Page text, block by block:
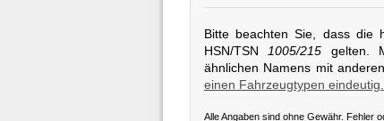
Bitte beachten Sie, dass die
HSN/TSN
1005/215 gelten.
ähnlichen Namens mit
einen Fahrzeugtypen eindeutig.
Alle Angaben sind ohne Gewähr. Fehler